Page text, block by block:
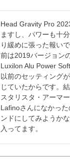
Head Gravity Pro
ますし、パワーも十
り緩めに張った報い
前は2019バージョン
Luxilon Alu Power
以前のセッティング
じていたからです。
スタリスタ・アーマ
Lafinoさんになかっ
ンドにしてみようか
入ってます。